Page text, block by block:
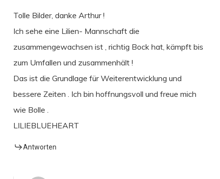
Tolle Bilder, danke Arthur !
Ich sehe eine Lilien- Mannschaft die
zusammengewachsen ist , richtig Bock hat, kämpft bis
zum Umfallen und zusammenhält !
Das ist die Grundlage für Weiterentwicklung und
bessere Zeiten . Ich bin hoffnungsvoll und freue mich
wie Bolle .
LILIEBLUEHEART
Antworten